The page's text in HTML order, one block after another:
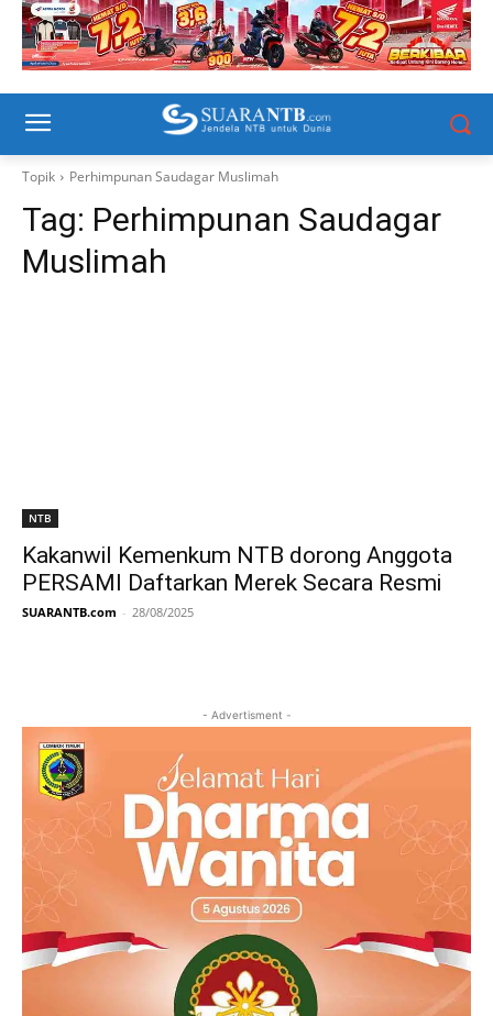
Topik Perhimpunan Saudagar Muslimah
Tag: Perhimpunan Saudagar
Muslimah
NTB
Kakanwil Kemenkum NTB dorong Anggota
PERSAMI Daftarkan Merek Secara Resmi
SUARANTB.com - 28/08/2025
- Advertisment -